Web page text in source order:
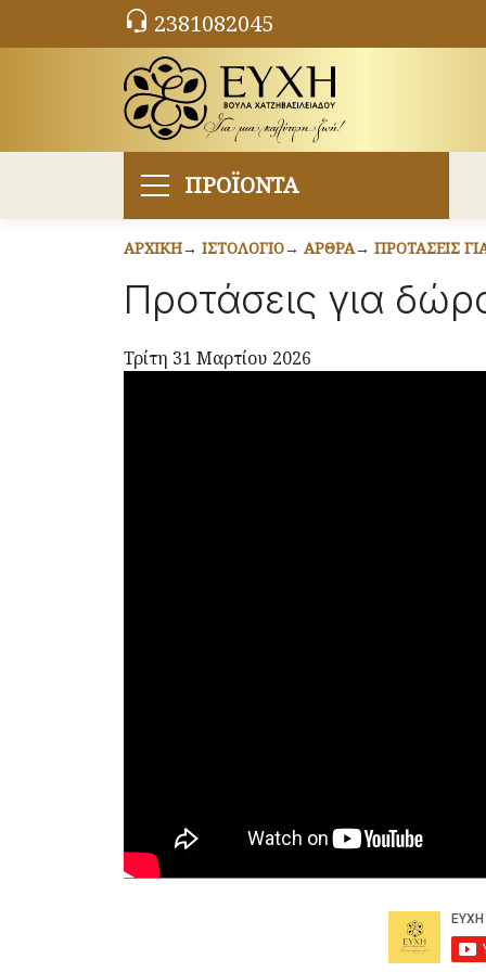
2381082045
ΠΡΟΪΟΝΤΑ
ΑΡΧΙΚΉ ΙΣΤΟΛΌΓΙΟ ΆΡΘΡΑ ΠΡΟΤΆΣΕΙΣ
Προτάσεις για
Τρίτη 31 Μαρτίου 2026